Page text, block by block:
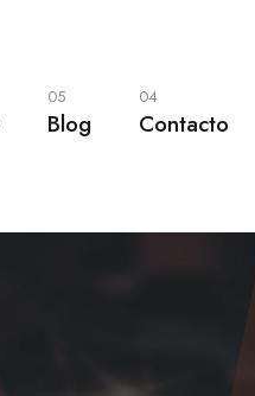
05
Blog
04
Contacto